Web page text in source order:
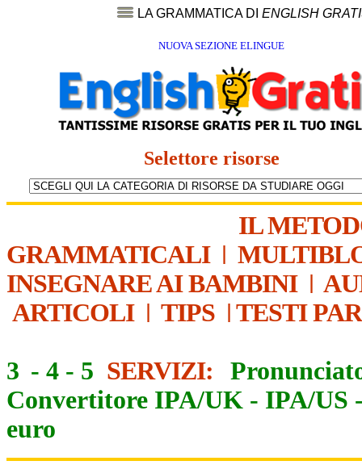
LA GRAMMATICA DI ENGLISH
NUOVA SEZIONE ELINGUE
Selettore risorse
IL
GRAMMATICALI|
INSEGNARE AI BAMBINI|
ARTICOLI| TIPS | TESTI
3 - 4 - 5 SERVIZI:
Convertitore IPA/UK - IPA/US
euro